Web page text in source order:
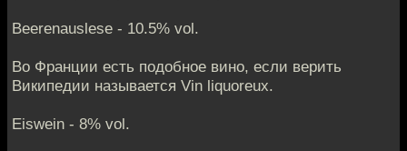
Beerenauslese - 10.5% vol.
Во Франции есть подобное вино, если верить
Википедии называется Vin liquoreux.
Eiswein - 8% vol.